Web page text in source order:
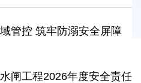
管控 筑牢防溺安全屏障
闸工程2026年度安全责任